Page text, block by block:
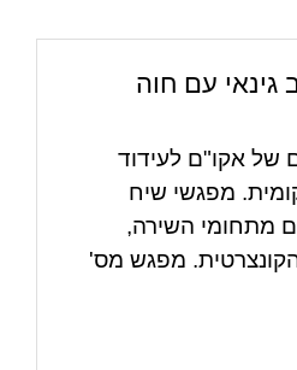
גינאי עם חוה
של אקו"ם לעידוד
מפגשי שיח
מתחומי השירה,
מפגש מס'